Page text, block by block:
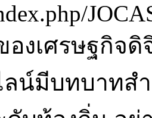
องเศรษฐกิจ
น์มีบทบาทส